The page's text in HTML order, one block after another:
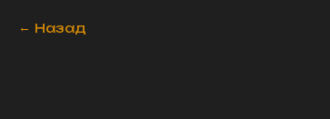
Назад